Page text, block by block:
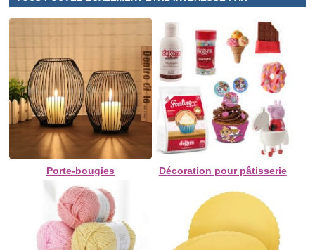
Porte-bougies Décoration pour pâtisserie